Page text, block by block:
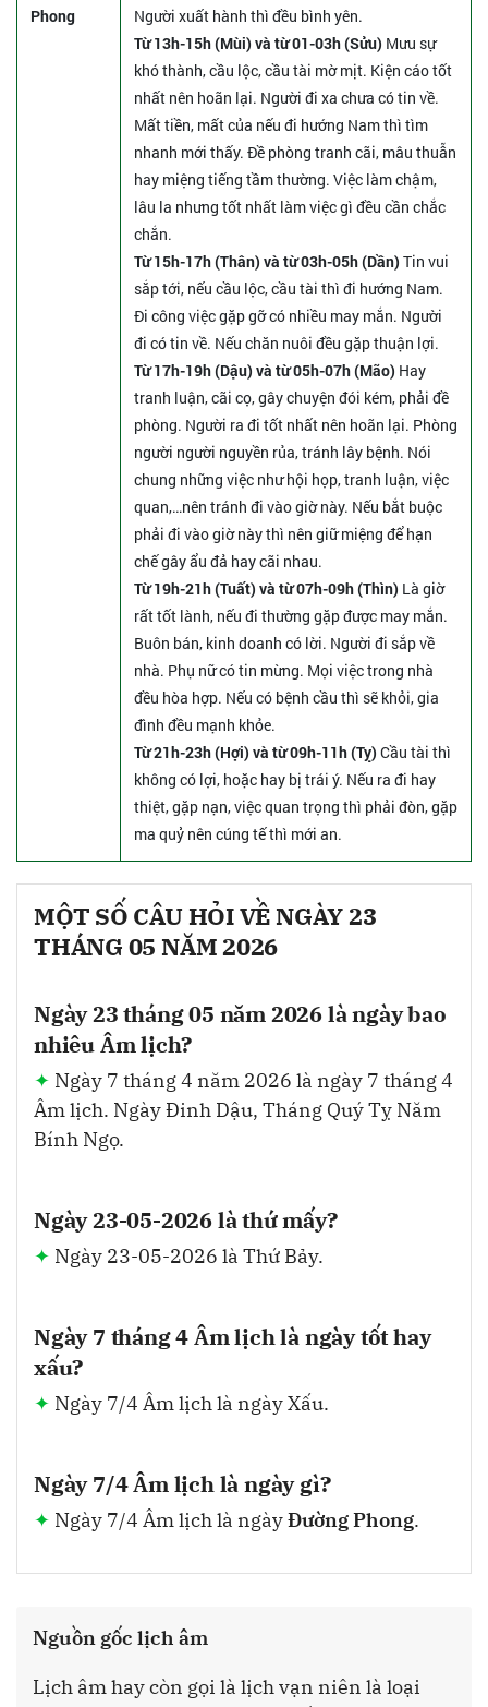
Phong
Người xuất hành thì đều bình yên.
Từ 13h-15h (Mùi) và từ 01-03h (Sửu) Mưu sự
khó thành, cầu lộc, cầu tài mờ mịt. Kiện cáo tốt
nhất nên hoãn lại. Người đi xa chưa có tin về.
Mất tiền, mất của nếu đi hướng Nam thì tìm
nhanh mới thấy. Đề phòng tranh cãi, mâu thuẫn
hay miệng tiếng tầm thường. Việc làm chậm,
lâu la nhưng tốt nhất làm việc gì đều cần chắc
chắn.
Từ 15h-17h (Thân) và từ 03h-05h (Dần) Tin vui
sắp tới, nếu cầu lộc, cầu tài thì đi hướng Nam.
Đi công việc gặp gỡ có nhiều may mắn. Người
đi có tin về. Nếu chăn nuôi đều gặp thuận lợi.
Từ 17h-19h (Dậu) và từ 05h-07h (Mão) Hay
tranh luận, cãi cọ, gây chuyện đói kém, phải đề
phòng. Người ra đi tốt nhất nên hoãn lại. Phòng
người người nguyền rủa, tránh lây bệnh. Nói
chung những việc như hội họp, tranh luận, việc
quan,…nên tránh đi vào giờ này. Nếu bắt buộc
phải đi vào giờ này thì nên giữ miệng để hạn
chế gây ẩu đả hay cãi nhau.
Từ 19h-21h (Tuất) và từ 07h-09h (Thìn) Là giờ
rất tốt lành, nếu đi thường gặp được may mắn.
Buôn bán, kinh doanh có lời. Người đi sắp về
nhà. Phụ nữ có tin mừng. Mọi việc trong nhà
đều hòa hợp. Nếu có bệnh cầu thì sẽ khỏi, gia
đình đều mạnh khỏe.
Từ 21h-23h (Hợi) và từ 09h-11h (Tỵ) Cầu tài thì
không có lợi, hoặc hay bị trái ý. Nếu ra đi hay
thiệt, gặp nạn, việc quan trọng thì phải đòn, gặp
ma quỷ nên cúng tế thì mới an.
MỘT SỐ CÂU HỎI VỀ NGÀY 23
THÁNG 05 NĂM 2026
Ngày 23 tháng 05 năm 2026 là ngày bao
nhiêu Âm lịch?
Ngày 7 tháng 4 năm 2026 là ngày 7 tháng 4
Âm lịch. Ngày Đinh Dậu, Tháng Quý Tỵ Năm
Bính Ngọ.
Ngày 23-05-2026 là thứ mấy?
Ngày 23-05-2026 là Thứ Bảy.
Ngày 7 tháng 4 Âm lịch là ngày tốt hay
xấu?
Ngày 7/4 Âm lịch là ngày Xấu.
Ngày 7/4 Âm lịch là ngày gì?
Ngày 7/4 Âm lịch là ngàyĐường Phong.
Nguồn gốc lịch âm
Lịch âm hay còn gọi là lịch vạn niên là loại